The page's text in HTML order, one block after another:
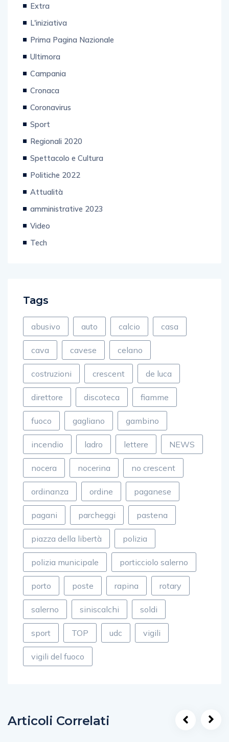
Extra
L'iniziativa
Prima Pagina Nazionale
Ultimora
Campania
Cronaca
Coronavirus
Sport
Regionali 2020
Spettacolo e Cultura
Politiche 2022
Attualità
amministrative 2023
Video
Tech
Tags
abusivo auto calcio casa
cava cavese celano
costruzioni crescent de luca
direttore discoteca fiamme
fuoco gagliano gambino
incendio ladro lettere NEWS
nocera nocerina no crescent
ordinanza ordine paganese
pagani parcheggi pastena
piazza della libertà polizia
polizia municipale porticciolo salerno
porto poste rapina rotary
salerno siniscalchi soldi
sport TOP udc vigili
vigili del fuoco
Articoli Correlati